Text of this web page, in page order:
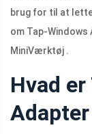
brug for til at
om Tap-
MiniVærktøj .
Hvad